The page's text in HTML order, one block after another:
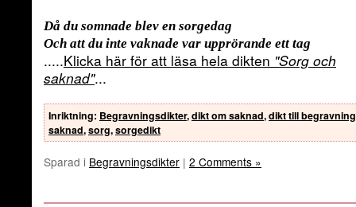
Då du somnade blev en sorgedag
Och att du inte vaknade var upprörande ett tag
.....Klicka här för att läsa hela dikten "Sorg och
saknad"...
Inriktning: Begravningsdikter,dikt om saknad,dikt till begravning
saknad,sorg,sorgedikt
Sparad i Begravningsdikter | 2 Comments »